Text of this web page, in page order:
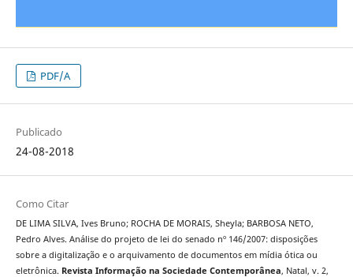
PDF/A
Publicado
24-08-2018
Como Citar
DE LIMA SILVA, Ives Bruno; ROCHA DE MORAIS, Sheyla; BARBOSA NETO,
Pedro Alves. Análise do projeto de lei do senado nº 146/2007: disposições
sobre a digitalização e o arquivamento de documentos em mídia ótica ou
eletrônica. Revista Informação na Sociedade Contemporânea, Natal, v. 2,